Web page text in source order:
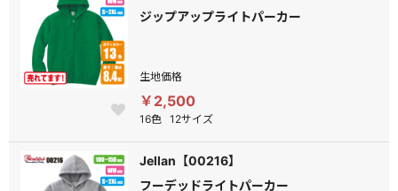
ジップアップライトパーカー
生地価格
￥2,500
16色 12サイズ
Jellan【00216】
フーデッドライトパーカー